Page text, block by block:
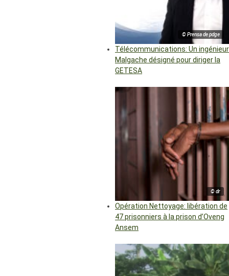
© Prensa de pdge
Télécommunications: Un ingénieur
Malgache désigné pour diriger la
GETESA
© dr
Opération Nettoyage: libération de
47 prisonniers à la prison d’Oveng
Ansem